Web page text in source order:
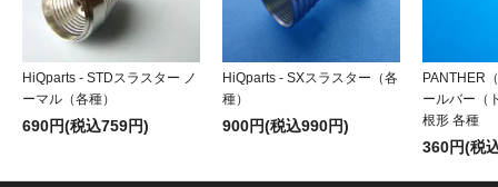
HiQparts - STDスラスター ノ
ーマル（各種）
690円(税込759円)
HiQparts - SXスラスター（各
種）
900円(税込990円)
PANTHER
ールバー（
根形 各種
360円(税